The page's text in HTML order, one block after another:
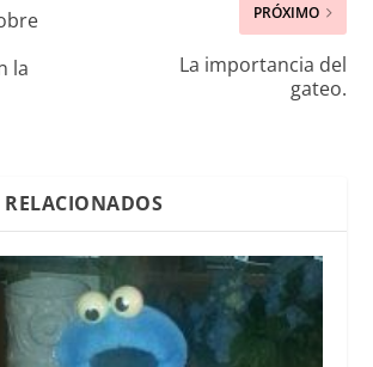
la
PRÓXIMO
La importancia del
gateo.